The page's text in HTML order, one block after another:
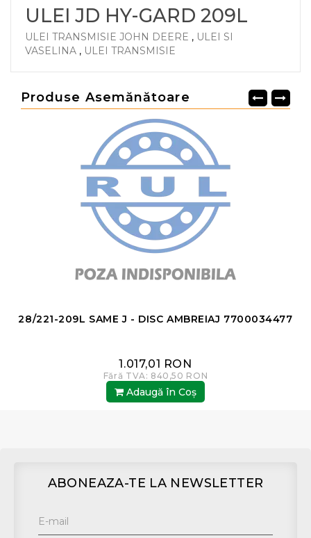
ULEI JD HY-GARD 209L
ULEI TRANSMISIE JOHN DEERE , ULEI SI
VASELINA , ULEI TRANSMISIE
Produse Asemănătoare
28/221-209L SAME J - DISC AMBREIAJ 7700034477
1.017,01 RON
Fără TVA: 840,50 RON
Adaugă în Coş
ABONEAZA-TE LA NEWSLETTER